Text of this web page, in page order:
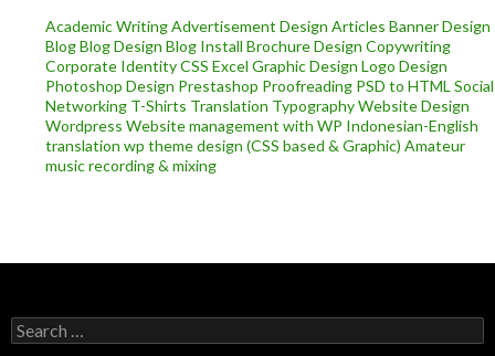
Academic WritingAdvertisement Design Articles Banner Design
BlogBlog Design Blog Install Brochure Design Copywriting
Corporate IdentityCSS Excel Graphic Design Logo Design
Photoshop Design Prestashop Proofreading PSD to HTML Social
Networking T-Shirts Translation TypographyWebsite Design
Wordpress Website management with WP Indonesian-English
translation wp theme design (CSS based & Graphic) Amateur
music recording & mixing
Search
for: